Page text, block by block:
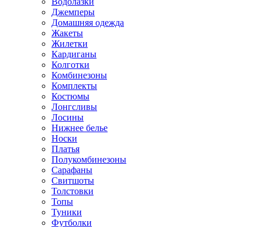
Джемперы
Домашняя одежда
Жакеты
Жилетки
Кардиганы
Колготки
Комбинезоны
Комплекты
Костюмы
Лонгсливы
Лосины
Нижнее белье
Носки
Платья
Полукомбинезоны
Сарафаны
Свитшоты
Толстовки
Топы
Туники
Футболки